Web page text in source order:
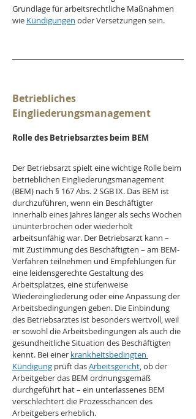
Grundlage für arbeitsrechtliche Maßnahmen
wie Kündigungen oder Versetzungen sein.
Betriebliches
Eingliederungsmanagement
Rolle des Betriebsarztes beim BEM
Der Betriebsarzt spielt eine wichtige Rolle beim
betrieblichen Eingliederungsmanagement
(BEM) nach § 167 Abs. 2 SGB IX. Das BEM ist
durchzuführen, wenn ein Beschäftigter
innerhalb eines Jahres länger als sechs Wochen
ununterbrochen oder wiederholt
arbeitsunfähig war. Der Betriebsarzt kann –
mit Zustimmung des Beschäftigten – am BEM-
Verfahren teilnehmen und Empfehlungen für
eine leidensgerechte Gestaltung des
Arbeitsplatzes, eine stufenweise
Wiedereingliederung oder eine Anpassung der
Arbeitsbedingungen geben. Die Einbindung
des Betriebsarztes ist besonders wertvoll, weil
er sowohl die Arbeitsbedingungen als auch die
gesundheitliche Situation des Beschäftigten
kennt. Bei einer krankheitsbedingten
Kündigung prüft das Arbeitsgericht, ob der
Arbeitgeber das BEM ordnungsgemäß
durchgeführt hat – ein unterlassenes BEM
verschlechtert die Prozesschancen des
Arbeitgebers erheblich.